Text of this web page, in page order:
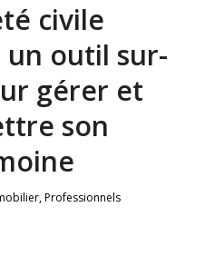
civile
outil sur-
gérer et
son
,Professionnels